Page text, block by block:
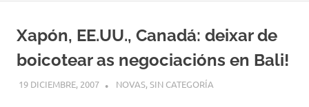
Xapón, EE.UU., Canadá: deixar de
boicotear as negociacións en Bali!
19 DICIEMBRE, 2007 DESARROLLO
NOVAS,SIN CATEGORÍA